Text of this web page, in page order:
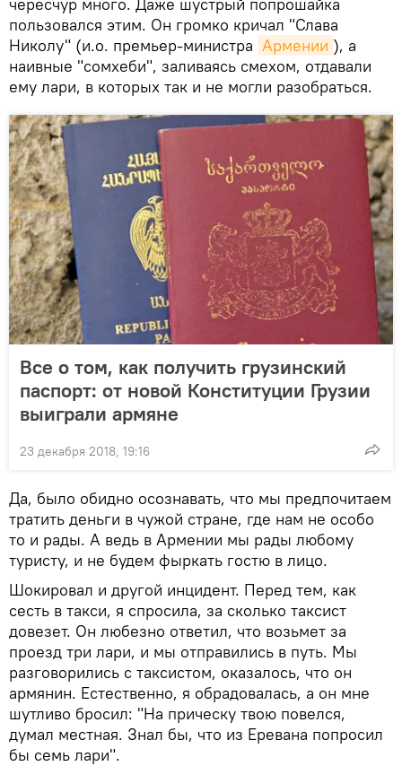
пользовался этим. Он громко кричал "Слава
Николу" (и.о. премьер-министра Армении ), а
наивные "сомхеби", заливаясь смехом, отдавали
ему лари, в которых так и не могли разобраться.
Все о том, как получить грузинский
паспорт: от новой Конституции Грузии
выиграли армяне
23 декабря 2018, 19:16
Да, было обидно осознавать, что мы предпочитаем
тратить деньги в чужой стране, где нам не особо
то и рады. А ведь в Армении мы рады любому
туристу, и не будем фыркать гостю в лицо.
Шокировал и другой инцидент. Перед тем, как
сесть в такси, я спросила, за сколько таксист
довезет. Он любезно ответил, что возьмет за
проезд три лари, и мы отправились в путь. Мы
разговорились с таксистом, оказалось, что он
армянин. Естественно, я обрадовалась, а он мне
шутливо бросил: "На прическу твою повелся,
думал местная. Знал бы, что из Еревана попросил
бы семь лари".